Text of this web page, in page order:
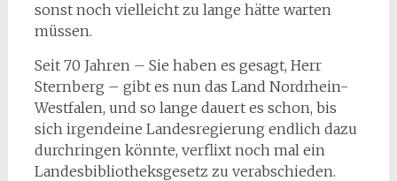
sonst noch vielleicht zu lange hätte warten
müssen.
Seit 70 Jahren – Sie haben es gesagt, Herr
Sternberg – gibt es nun das Land Nordrhein-
Westfalen, und so lange dauert es schon, bis
sich irgendeine Landesregierung endlich dazu
durchringen könnte, verflixt noch mal ein
Landesbibliotheksgesetz zu verabschieden.